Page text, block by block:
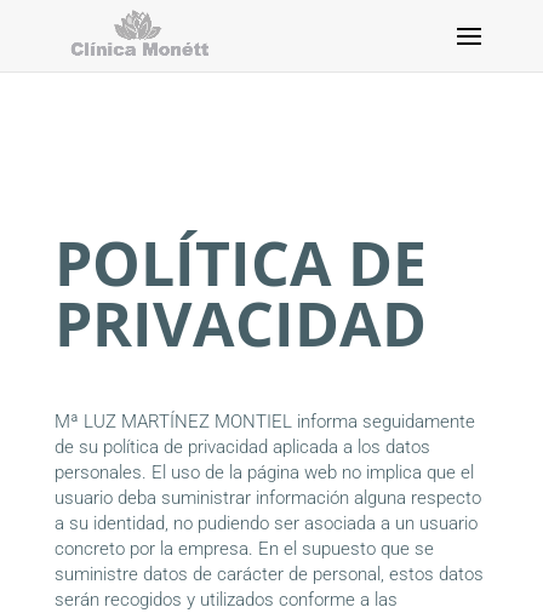
POLÍTICA DE
PRIVACIDAD
Mª LUZ MARTÍNEZ MONTIEL informa seguidamente
de su política de privacidad aplicada a los datos
personales. El uso de la página web no implica que el
usuario deba suministrar información alguna respecto
a su identidad, no pudiendo ser asociada a un usuario
concreto por la empresa. En el supuesto que se
suministre datos de carácter de personal, estos datos
serán recogidos y utilizados conforme a las